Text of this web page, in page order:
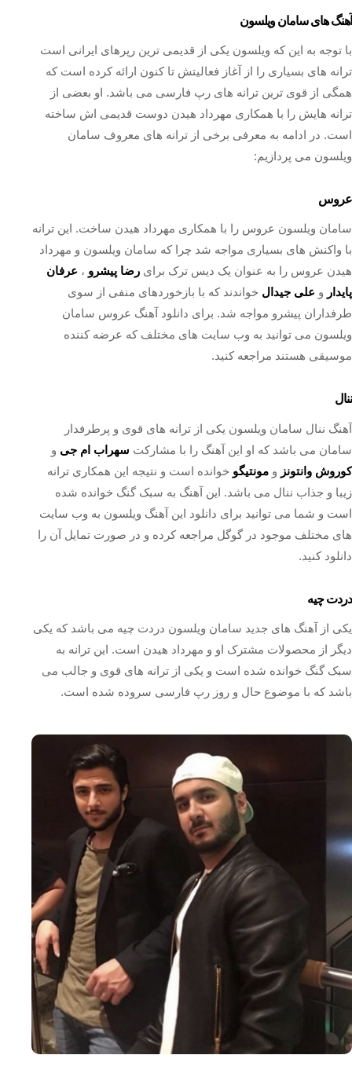
آهنگ های سامان ویلسون
با توجه به این که ویلسون یکی از قدیمی ترین رپرهای ایرانی است
ترانه های بسیاری را از آغاز فعالیتش تا کنون ارائه کرده است که
همگی از قوی ترین ترانه های رپ فارسی می باشد. او بعضی از
ترانه هایش را با همکاری مهرداد هیدن دوست قدیمی اش ساخته
است. در ادامه به معرفی برخی از ترانه های معروف سامان
ویلسون می پردازیم:
عروس
سامان ویلسون عروس را با همکاری مهرداد هیدن ساخت. این ترانه
با واکنش های بسیاری مواجه شد چرا که سامان ویلسون و مهرداد
هیدن عروس را به عنوان یک دیس ترک برای رضا پیشرو ، عرفان
پایدار و علی جیدال خواندند که با بازخوردهای منفی از سوی
طرفداران پیشرو مواجه شد. برای دانلود آهنگ عروس سامان
ویلسون می توانید به وب سایت های مختلف که عرضه کننده
موسیقی هستند مراجعه کنید.
ننال
آهنگ ننال سامان ویلسون یکی از ترانه های قوی و پرطرفدار
سامان می باشد که او این آهنگ را با مشارکت سهراب ام جی و
کوروش وانتونز و مونتیگو خوانده است و نتیجه این همکاری ترانه
زیبا و جذاب ننال می باشد. این آهنگ به سبک گنگ خوانده شده
است و شما می توانید برای دانلود این آهنگ ویلسون به وب سایت
های مختلف موجود در گوگل مراجعه کرده و در صورت تمایل آن را
دانلود کنید.
دردت چیه
یکی از آهنگ های جدید سامان ویلسون دردت چیه می باشد که یکی
دیگر از محصولات مشترک او و مهرداد هیدن است. این ترانه به
سبک گنگ خوانده شده است و یکی از ترانه های قوی و جالب می
باشد که با موضوع حال و روز رپ فارسی سروده شده است.